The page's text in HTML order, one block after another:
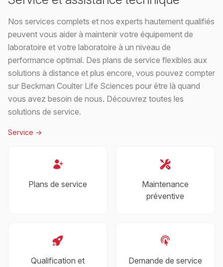
Nos services complets et nos experts hautement qualifiés
peuvent vous aider à maintenir votre équipement de
laboratoire et votre laboratoire à un niveau de
performance optimal. Des plans de service flexibles aux
solutions à distance et plus encore, vous pouvez compter
sur Beckman Coulter Life Sciences pour être là quand
vous avez besoin de nous. Découvrez toutes les
solutions de service.
Service ->
Plans de service
Maintenance
préventive
Qualification et
Demande de service